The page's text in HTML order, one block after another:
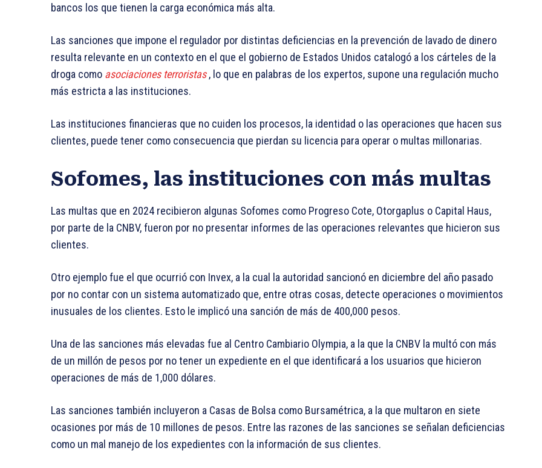
bancos los que tienen la carga económica más alta.
Las sanciones que impone el regulador por distintas deficiencias en la prevención de lavado de dinero
resulta relevante en un contexto en el que el gobierno de Estados Unidos catalogó a los cárteles de la
droga como asociaciones terroristas, lo que en palabras de los expertos, supone una regulación mucho
más estricta a las instituciones.
Las instituciones financieras que no cuiden los procesos, la identidad o las operaciones que hacen sus
clientes, puede tener como consecuencia que pierdan su licencia para operar o multas millonarias.
Sofomes, las instituciones con más multas
Las multas que en 2024 recibieron algunas Sofomes como Progreso Cote, Otorgaplus o Capital Haus,
por parte de la CNBV, fueron por no presentar informes de las operaciones relevantes que hicieron sus
clientes.
Otro ejemplo fue el que ocurrió con Invex, a la cual la autoridad sancionó en diciembre del año pasado
por no contar con un sistema automatizado que, entre otras cosas, detecte operaciones o movimientos
inusuales de los clientes. Esto le implicó una sanción de más de 400,000 pesos.
Una de las sanciones más elevadas fue al Centro Cambiario Olympia, a la que la CNBV la multó con más
de un millón de pesos por no tener un expediente en el que identificará a los usuarios que hicieron
operaciones de más de 1,000 dólares.
Las sanciones también incluyeron a Casas de Bolsa como Bursamétrica, a la que multaron en siete
ocasiones por más de 10 millones de pesos. Entre las razones de las sanciones se señalan deficiencias
como un mal manejo de los expedientes con la información de sus clientes.